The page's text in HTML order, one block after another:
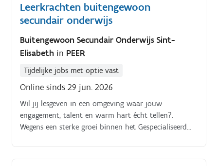
Leerkrachten buitengewoon
secundair onderwijs
Buitengewoon Secundair Onderwijs Sint-
Elisabeth in PEER
Tijdelijke jobs met optie vast
Online sinds 29 jun. 2026
Wil jij lesgeven in een omgeving waar jouw
engagement, talent en warm hart écht tellen?.
Wegens een sterke groei binnen het Gespecialiseerd
enthousiaste leerkrachten.